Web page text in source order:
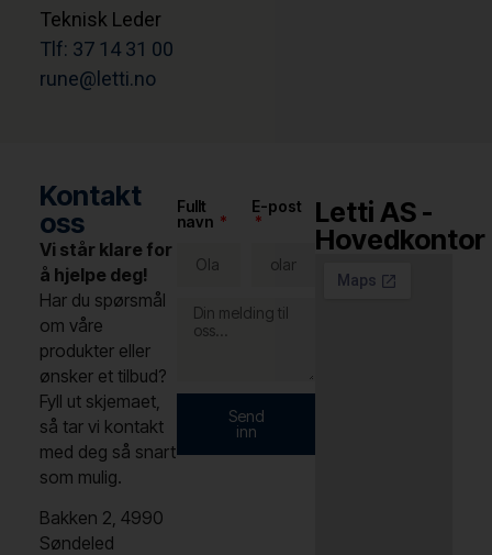
Teknisk Leder
Tlf: 37 14 31 00
rune@letti.no
Kontakt
oss
Vi står klare for
å hjelpe deg!
Har du spørsmål
om våre
produkter eller
ønsker et tilbud?
Fyll ut skjemaet,
så tar vi kontakt
med deg så snart
som mulig.
Bakken 2, 4990
Søndeled
Fullt
navn
E-post
Send
inn
Letti AS -
Hovedkontor